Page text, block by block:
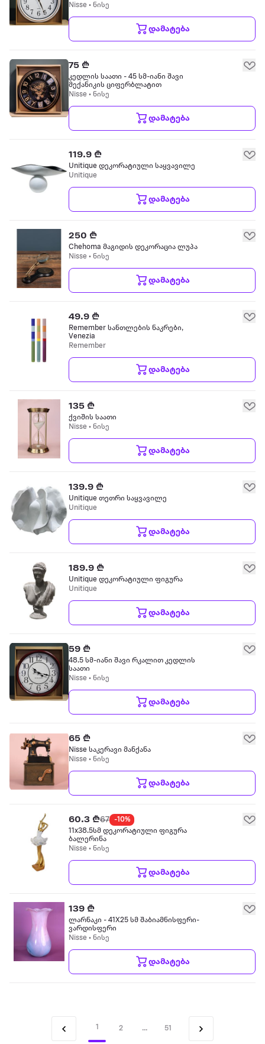
Nisse • ნისე
დამატება
75 ₾
კედლის საათი - 45 სმ-იანი შავი
მექანიკის ციფერბლატით
Nisse • ნისე
დამატება
119.9 ₾
Unitique დეკორატიული საყვავილე
Unitique
დამატება
250 ₾
Chehoma მაგიდის დეკორაცია ლუპა
Nisse • ნისე
დამატება
49.9 ₾
Remember სანთლების ნაკრები,
Venezia
Remember
დამატება
135 ₾
ქვიშის საათი
Nisse • ნისე
დამატება
139.9 ₾
Unitique თეთრი საყვავილე
Unitique
დამატება
189.9 ₾
Unitique დეკორატიული ფიგურა
Unitique
დამატება
59 ₾
48.5 სმ-იანი შავი რკალით კედლის
საათი
Nisse • ნისე
დამატება
65 ₾
Nisse საკერავი მანქანა
Nisse • ნისე
დამატება
60.3 ₾67
-10%
11x38.5სმ დეკორატიული ფიგურა
ბალერინა
Nisse • ნისე
დამატება
139 ₾
ლარნაკი - 41X25 სმ შაბიამნისფერი-
ვარდისფერი
Nisse • ნისე
დამატება
1 2 ... 51